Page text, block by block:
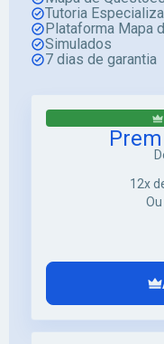
Tutoria
Plataforma Mapa
Simulados
7 dias de garantia
12x